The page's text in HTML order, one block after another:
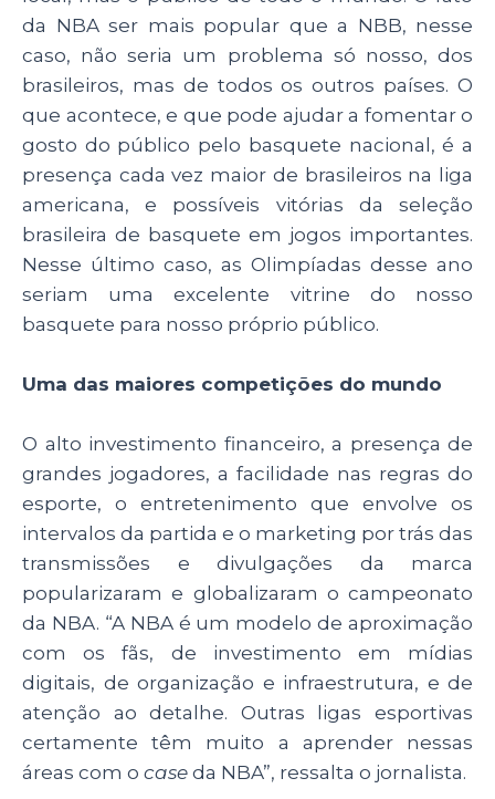
da NBA ser mais popular que a NBB, nesse
caso, não seria um problema só nosso, dos
brasileiros, mas de todos os outros países. O
que acontece, e que pode ajudar a fomentar o
gosto do público pelo basquete nacional, é a
presença cada vez maior de brasileiros na liga
americana, e possíveis vitórias da seleção
brasileira de basquete em jogos importantes.
Nesse último caso, as Olimpíadas desse ano
seriam uma excelente vitrine do nosso
basquete para nosso próprio público.
Uma das maiores competições do mundo
O alto investimento financeiro, a presença de
grandes jogadores, a facilidade nas regras do
esporte, o entretenimento que envolve os
intervalos da partida e o marketing por trás das
transmissões e divulgações da marca
popularizaram e globalizaram o campeonato
da NBA. “A NBA é um modelo de aproximação
com os fãs, de investimento em mídias
digitais, de organização e infraestrutura, e de
atenção ao detalhe. Outras ligas esportivas
certamente têm muito a aprender nessas
áreas com o case da NBA”, ressalta o jornalista.